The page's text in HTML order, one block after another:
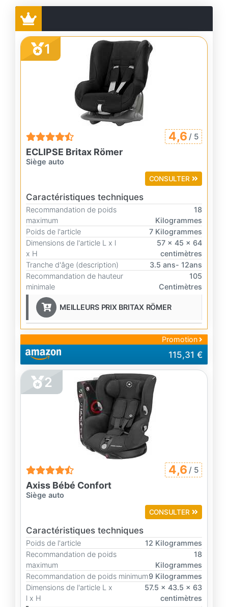
1
4,6 / 5
ECLIPSE Britax Römer
Siège auto
CONSULTER
Caractéristiques techniques
Recommandation de poids
maximum
18
Kilogrammes
Poids de l'article
7 Kilogrammes
Dimensions de l'article L x l
x H
57 x 45 x 64
centimètres
Tranche d'âge (description)
3.5 ans- 12ans
Recommandation de hauteur
minimale
105
Centimètres
MEILLEURS PRIX BRITAX RÖMER
Promotion
115,31 €
2
4,6 / 5
Axiss Bébé Confort
Siège auto
CONSULTER
Caractéristiques techniques
Poids de l'article
12 Kilogrammes
Recommandation de poids
maximum
18
Kilogrammes
Recommandation de poids minimum9 Kilogrammes
Dimensions de l'article L x
l x H
57.5 x 43.5 x 63
centimètres